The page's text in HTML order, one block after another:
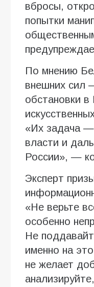
вбросы,
попытки
По мнению
внешних сил
обстановки в
«Их задача —
власти и
России», —
Эксперт
«Не верьте
особенно
Не
именно на
не желает